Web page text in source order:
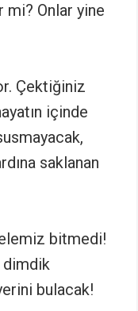
Onlar yine
Çektiğiniz
içinde
saklanan
bitmedi!
dimdik
bulacak!